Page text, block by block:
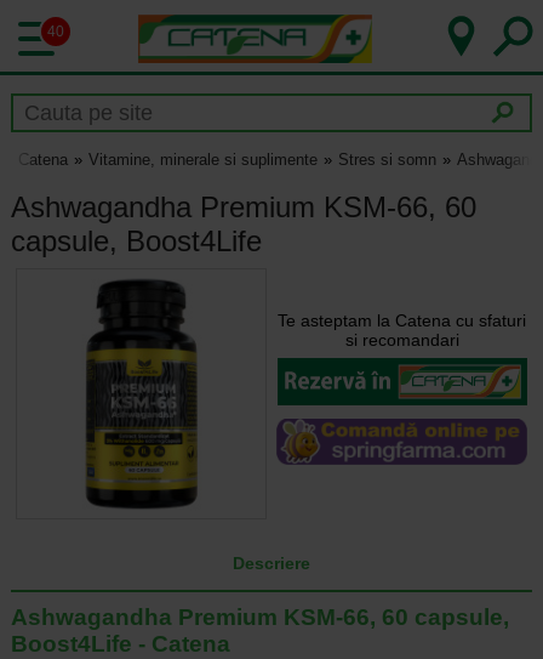
40
Catena Vitamine, minerale si suplimente Stres si somn
Ashwagandha Premium KSM-66, 60
capsule, Boost4Life
Te asteptam la Catena cu sfaturi
si recomandari
Descriere
Ashwagandha Premium KSM-66, 60 capsule,
Boost4Life - Catena